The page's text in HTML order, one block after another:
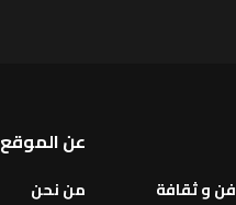
فن و ثقافة
عن الموقع
من نحن